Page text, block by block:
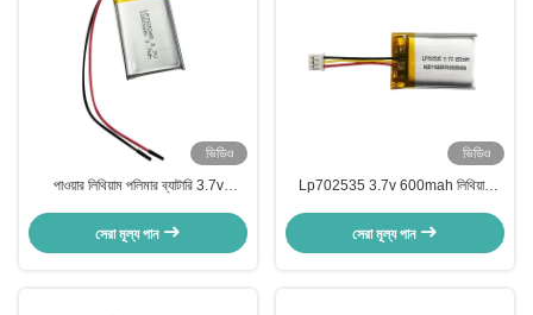
ভিডিও
পাওয়ার লিথিয়াম পলিমার ব্যাটারি 3.7v
সেরা মূল্য পান
ভিডিও
Lp702535 3.7v 600mah লিথিয়াম
সেরা মূল্য পান